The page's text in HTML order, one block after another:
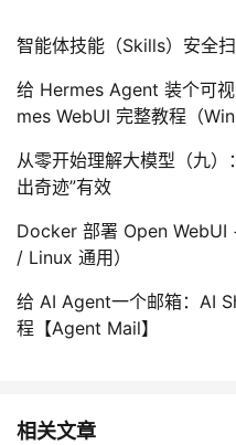
智能体技能（Skills）安全
给 Hermes Agent 装个可
mes WebUI 完整教程（
从零开始理解大模型（九
出奇迹”有效
Docker 部署 Open
/ Linux 通用）
给 AI Agent一个邮箱：AI
程【Agent Mail】
相关文章